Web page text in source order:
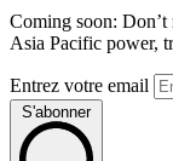
Coming soon:
Asia Pacific power,
Entrez votre email
S'abonner